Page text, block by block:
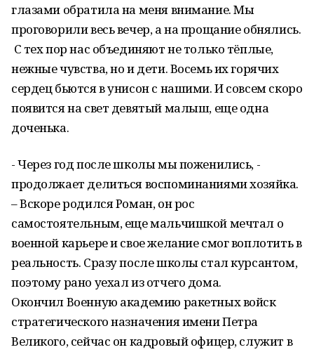
глазами обратила на меня внимание. Мы
проговорили весь вечер, а на прощание обнялись.
С тех пор нас объединяют не только тёплые,
нежные чувства, но и дети. Восемь их горячих
сердец бьются в унисон с нашими. И совсем скоро
появится на свет девятый малыш, еще одна
доченька.
- Через год после школы мы поженились, -
продолжает делиться воспоминаниями хозяйка.
– Вскоре родился Роман, он рос
самостоятельным, еще мальчишкой мечтал о
военной карьере и свое желание смог воплотить в
реальность. Сразу после школы стал курсантом,
поэтому рано уехал из отчего дома.
Окончил Военную академию ракетных войск
стратегического назначения имени Петра
Великого, сейчас он кадровый офицер, служит в